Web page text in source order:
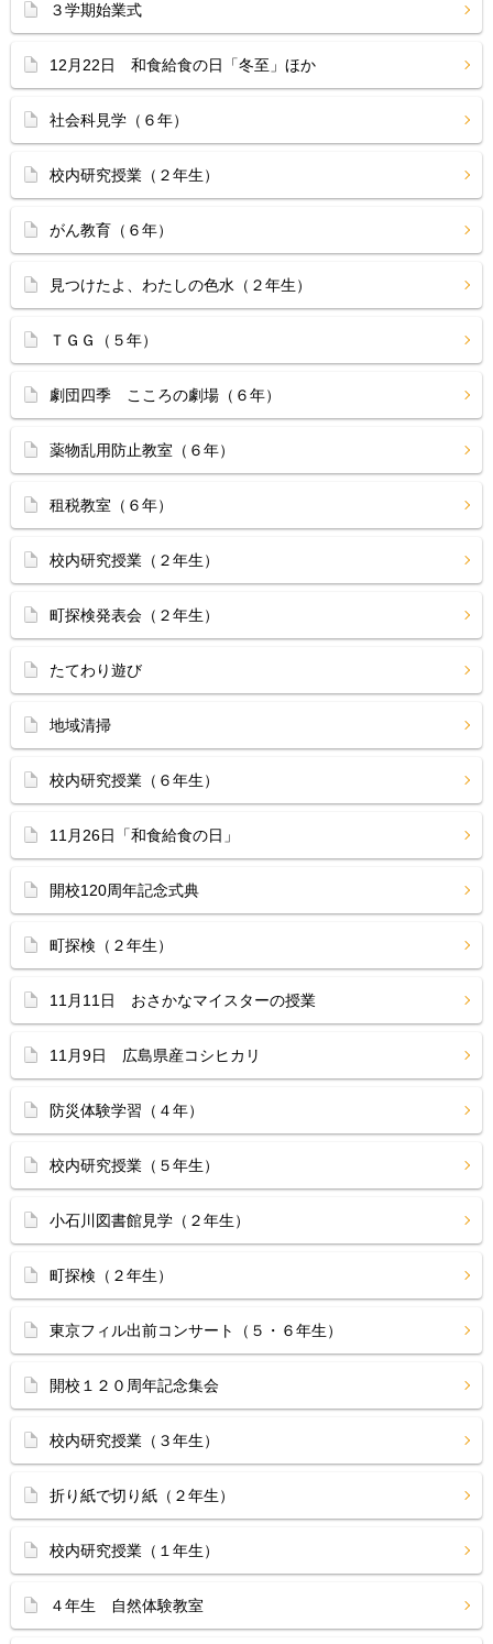
３学期始業式
12月22日 和食給食の日「冬至」ほか
社会科見学（６年）
校内研究授業（２年生）
がん教育（６年）
見つけたよ、わたしの色水（２年生）
ＴＧＧ（５年）
劇団四季 こころの劇場（６年）
薬物乱用防止教室（６年）
租税教室（６年）
校内研究授業（２年生）
町探検発表会（２年生）
たてわり遊び
地域清掃
校内研究授業（６年生）
11月26日「和食給食の日」
開校120周年記念式典
町探検（２年生）
11月11日 おさかなマイスターの授業
11月9日 広島県産コシヒカリ
防災体験学習（４年）
校内研究授業（５年生）
小石川図書館見学（２年生）
町探検（２年生）
東京フィル出前コンサート（５・６年生）
開校１２０周年記念集会
校内研究授業（３年生）
折り紙で切り紙（２年生）
校内研究授業（１年生）
４年生 自然体験教室